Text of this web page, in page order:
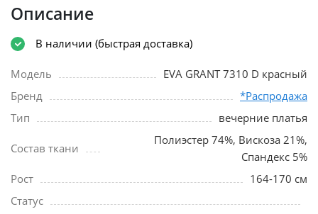
Описание
В наличии (быстрая доставка)
Модель
EVA GRANT 7310 D красный
Бренд
*Распродажа
Тип
вечерние платья
Состав ткани
Полиэстер 74%, Вискоза 21%,
Спандекс 5%
Рост
164-170 см
Статус